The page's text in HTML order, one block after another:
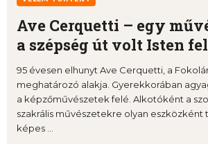
Ave Cerquetti – egy
a szépség út volt Isten
95 évesen elhunyt Ave Cerquetti, a
meghatározó alakja. Gyerekkorában
a képzőművészetek felé. Alkotóként a
szakrális művészetekre olyan
képes ...